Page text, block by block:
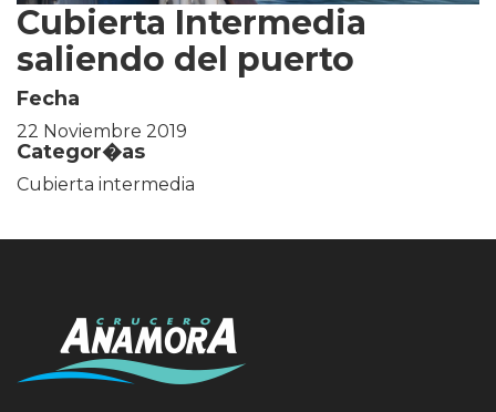
Cubierta Intermedia
saliendo del puerto
Fecha
22 Noviembre 2019
Categor�as
Cubierta intermedia